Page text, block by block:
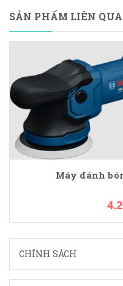
SẢN PHẨM LIÊN
Máy đánh
CHÍNH SÁCH